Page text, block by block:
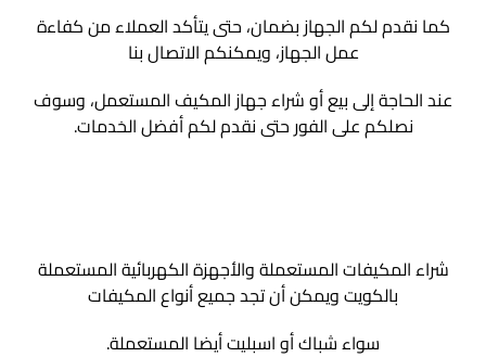
كما نقدم لكم الجهاز بضمان، حتى يتأكد العملاء من كفاءة
عمل الجهاز، ويمكنكم الاتصال بنا
عند الحاجة إلى بيع أو شراء جهاز المكيف المستعمل، وسوف
نصلكم على الفور حتى نقدم لكم أفضل الخدمات.
شراء المكيفات المستعملة والأجهزة الكهربائية المستعملة
بالكويت ويمكن أن تجد جميع أنواع المكيفات
سواء شباك أو اسبليت أيضا المستعملة.